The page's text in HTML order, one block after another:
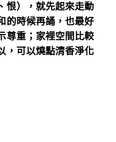
恨），就先起來走動
的時候再誦，也最好
尊重；家裡空間比較
，可以燒點清香淨化